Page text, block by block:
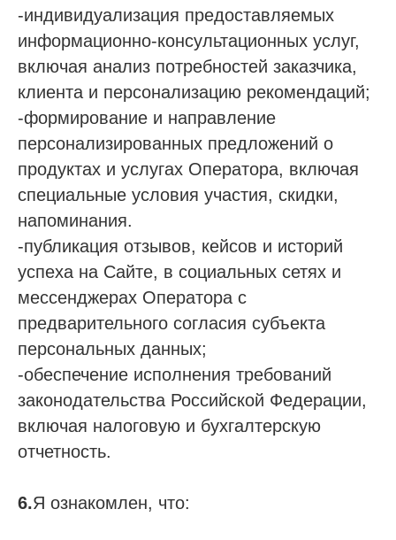
-индивидуализация предоставляемых
информационно-консультационных услуг,
включая анализ потребностей заказчика,
клиента и персонализацию рекомендаций;
-формирование и направление
персонализированных предложений о
продуктах и услугах Оператора, включая
специальные условия участия, скидки,
напоминания.
-публикация отзывов, кейсов и историй
успеха на Сайте, в социальных сетях и
мессенджерах Оператора с
предварительного согласия субъекта
персональных данных;
-обеспечение исполнения требований
законодательства Российской Федерации,
включая налоговую и бухгалтерскую
отчетность.
6.Я ознакомлен, что: